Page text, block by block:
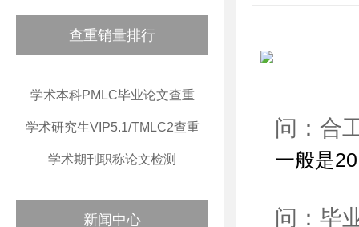
查重销量排行
学术本科PMLC毕业论文查重
学术研究生VIP5.1/TMLC2查重
学术期刊职称论文检测
新闻中心
问：合
一般是
问：毕